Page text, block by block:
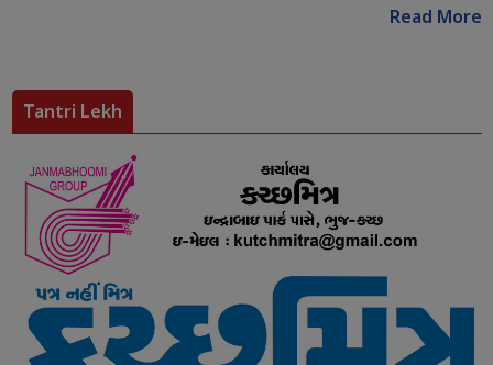
Read More
Tantri Lekh